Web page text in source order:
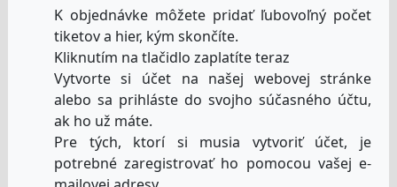
K objednávke môžete pridať ľubovoľný počet
tiketov a hier, kým skončíte.
Kliknutím na tlačidlo zaplatíte teraz
Vytvorte si účet na našej webovej stránke
alebo sa prihláste do svojho súčasného účtu,
ak ho už máte.
Pre tých, ktorí si musia vytvoriť účet, je
potrebné zaregistrovať ho pomocou vašej e-